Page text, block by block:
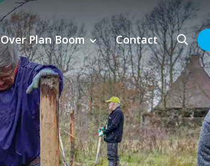
Over Plan Boom Contact